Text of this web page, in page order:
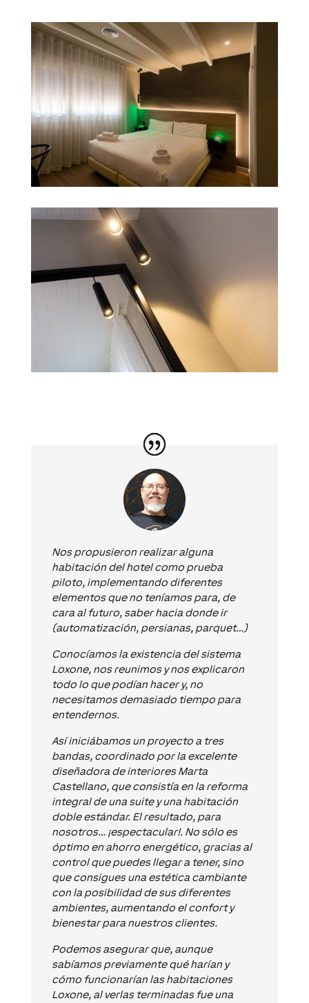
Nos propusieron realizar alguna
habitación del hotel como prueba
piloto, implementando diferentes
elementos que no teníamos para, de
cara al futuro, saber hacia donde ir
(automatización, persianas, parquet…)
Conocíamos la existencia del sistema
Loxone, nos reunimos y nos explicaron
todo lo que podían hacer y, no
necesitamos demasiado tiempo para
entendernos.
Así iniciábamos un proyecto a tres
bandas, coordinado por la excelente
diseñadora de interiores Marta
Castellano, que consistía en la reforma
integral de una suite y una habitación
doble estándar. El resultado, para
nosotros… ¡espectacular!. No sólo es
óptimo en ahorro energético, gracias al
control que puedes llegar a tener, sino
que consigues una estética cambiante
con la posibilidad de sus diferentes
ambientes, aumentando el confort y
bienestar para nuestros clientes.
Podemos asegurar que, aunque
sabíamos previamente qué harían y
cómo funcionarían las habitaciones
Loxone, al verlas terminadas fue una